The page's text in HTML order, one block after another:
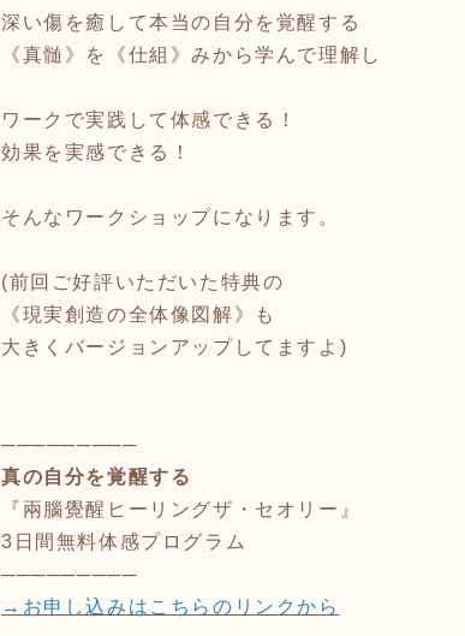
深い傷を癒して本当の自分を覚醒する
《真髄》を《仕組》みから学んで理解し
ワークで実践して体感できる！
効果を実感できる！
そんなワークショップになります。
(前回ご好評いただいた特典の
《現実創造の全体像図解》も
大きくバージョンアップしてますよ)
─────────
真の自分を覚醒する
『兩腦覺醒ヒーリングザ・セオリー』
3日間無料体感プログラム
─────────
→ お申し込みはこちらのリンクから